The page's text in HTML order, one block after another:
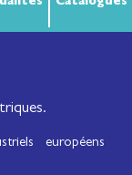
européens